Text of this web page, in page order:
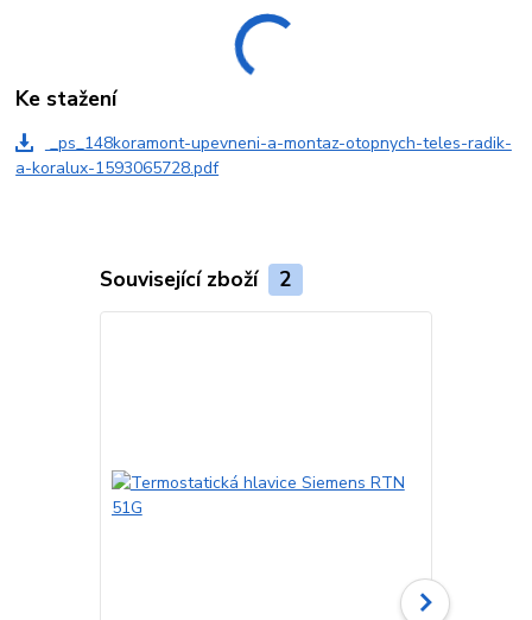
Ke stažení
_ps_148koramont-upevneni-a-montaz-otopnych-teles-radik-
a-koralux-1593065728.pdf
Související zboží 2